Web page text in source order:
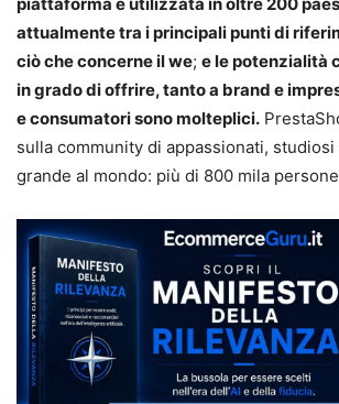
attualmente tra i principali punti di
ciò che concerne il we; e le potenzialità
in grado di offrire, tanto a brand e
e consumatori sono molteplici.
sulla community di appassionati,
grande al mondo: più di 800 mila